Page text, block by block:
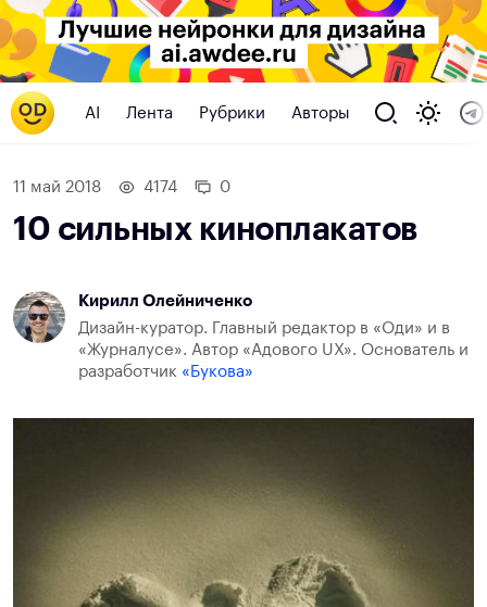
AI Лента Рубрики Авторы
11 май 2018 4174 0
10 сильных киноплакатов
Кирилл Олейниченко
Дизайн-куратор. Главный редактор в «Оди» и в
«Журналусе». Автор «Адового UX». Основатель и
разработчик «Букова»